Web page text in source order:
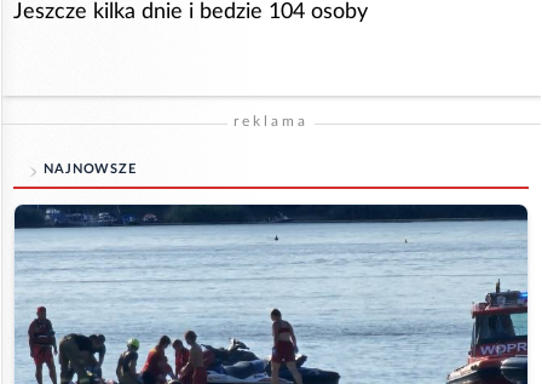
Jeszcze kilka dnie i bedzie 104 osoby
reklama
NAJNOWSZE